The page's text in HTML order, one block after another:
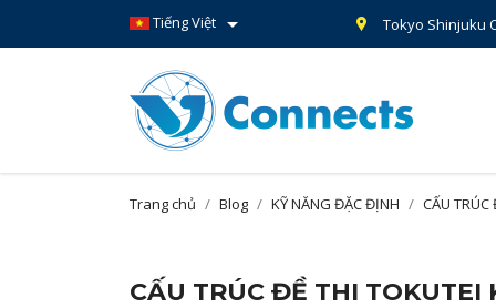
Tiếng Việt  Tokyo Shinjuku
Trang chủ Blog KỸ NĂNG ĐẶC ĐỊNH CẤU TRÚC
CẤU TRÚC ĐỀ THI TOKUTEI